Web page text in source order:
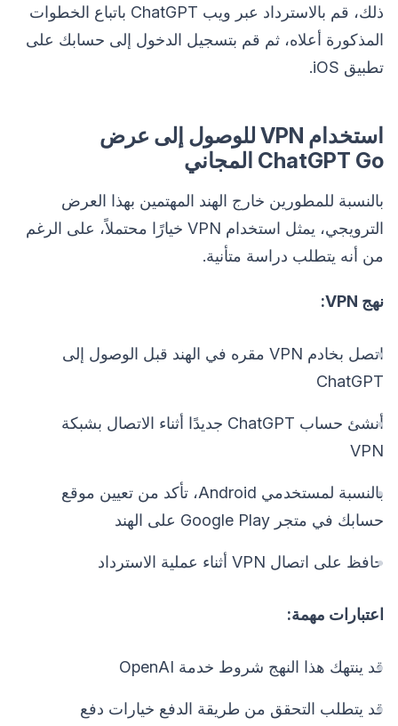
ذلك، قم بالاسترداد عبر ويب ChatGPT باتباع الخطوات
المذكورة أعلاه، ثم قم بتسجيل الدخول إلى حسابك على
تطبيق iOS.
استخدام VPN للوصول إلى عرض
ChatGPT Go المجاني
بالنسبة للمطورين خارج الهند المهتمين بهذا العرض
الترويجي، يمثل استخدام VPN خيارًا محتملاً، على الرغم
من أنه يتطلب دراسة متأنية.
نهج VPN:
اتصل بخادم VPN مقره في الهند قبل الوصول إلى
ChatGPT
أنشئ حساب ChatGPT جديدًا أثناء الاتصال بشبكة
VPN
بالنسبة لمستخدمي Android، تأكد من تعيين موقع
حسابك في متجر Google Play على الهند
حافظ على اتصال VPN أثناء عملية الاسترداد
اعتبارات مهمة:
قد ينتهك هذا النهج شروط خدمة OpenAI
قد يتطلب التحقق من طريقة الدفع خيارات دفع